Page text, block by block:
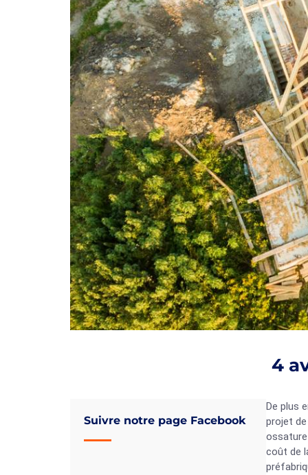
4
Suivre notre page Facebook
De plus
projet
coût de